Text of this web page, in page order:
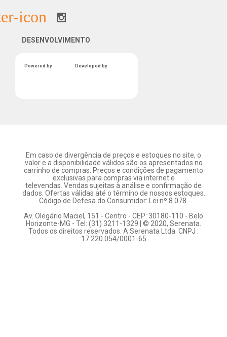
DESENVOLVIMENTO
Powered by Developed by
Em caso de divergência de preços e estoques no site, o
valor e a disponibilidade válidos são os apresentados no
carrinho de compras. Preços e condições de pagamento
exclusivas para compras via internet e
televendas. Vendas sujeitas à análise e confirmação de
dados. Ofertas válidas até o término de nossos estoques.
Código de Defesa do Consumidor: Lei nº 8.078.
Av. Olegário Maciel, 151 - Centro - CEP: 30180-110 - Belo
Horizonte-MG - Tel: (31) 3211-1329 | © 2020, Serenata.
Todos os direitos reservados. A Serenata Ltda. CNPJ :
17.220.054/0001-65